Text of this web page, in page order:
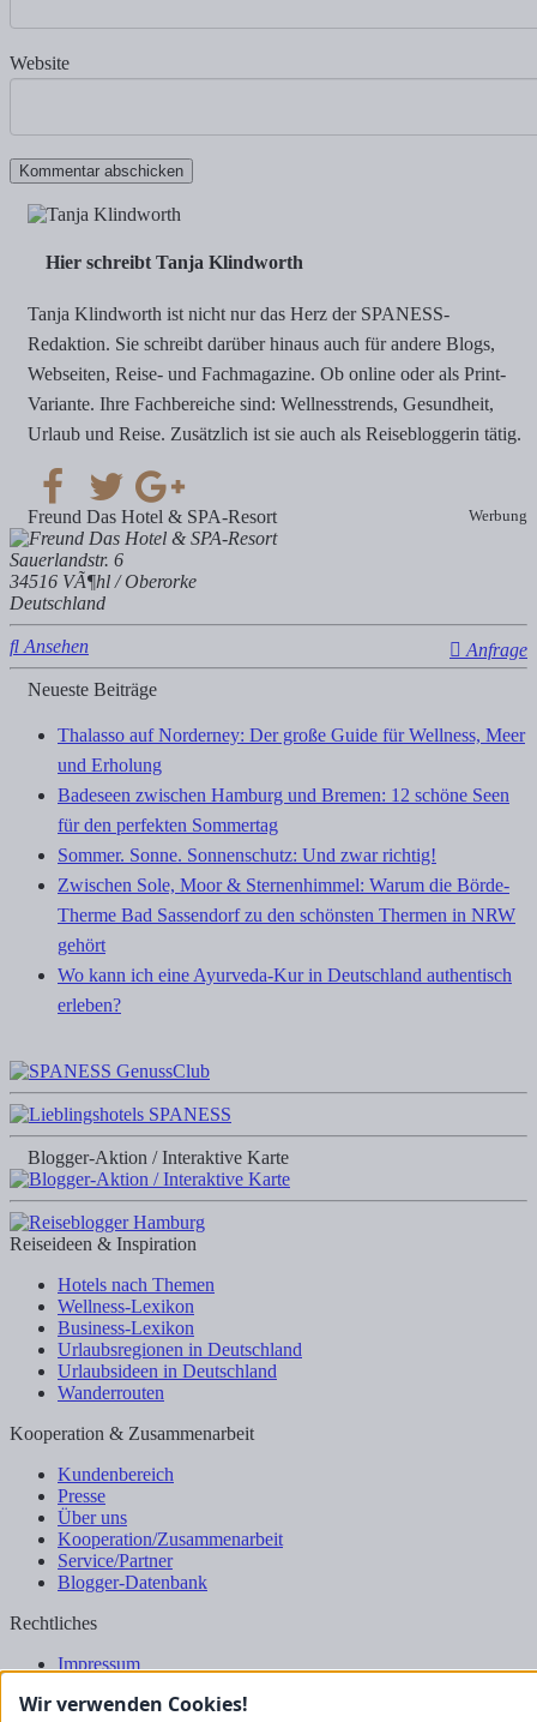
Website
Hier schreibt Tanja Klindworth
Tanja Klindworth ist nicht nur das Herz der SPANESS-
Redaktion. Sie schreibt darüber hinaus auch für andere Blogs,
Webseiten, Reise- und Fachmagazine. Ob online oder als Print-
Variante. Ihre Fachbereiche sind: Wellnesstrends, Gesundheit,
Urlaub und Reise. Zusätzlich ist sie auch als Reisebloggerin tätig.
Werbung
Freund Das Hotel & SPA-Resort
Sauerlandstr. 6
34516 VÃ¶hl / Oberorke
Deutschland
Anfrage
Ansehen
Neueste Beiträge
Thalasso auf Norderney: Der große Guide für Wellness, Meer
und Erholung
Badeseen zwischen Hamburg und Bremen: 12 schöne Seen
für den perfekten Sommertag
Sommer. Sonne. Sonnenschutz: Und zwar richtig!
Zwischen Sole, Moor & Sternenhimmel: Warum die Börde-
Therme Bad Sassendorf zu den schönsten Thermen in NRW
gehört
Wo kann ich eine Ayurveda-Kur in Deutschland authentisch
erleben?
Blogger-Aktion / Interaktive Karte
Reiseideen & Inspiration
Hotels nach Themen
Wellness-Lexikon
Business-Lexikon
Urlaubsregionen in Deutschland
Urlaubsideen in Deutschland
Wanderrouten
Kooperation & Zusammenarbeit
Kundenbereich
Presse
Über uns
Kooperation/Zusammenarbeit
Service/Partner
Blogger-Datenbank
Rechtliches
Impressum
Nutzungsbestimmungen
Wir verwenden Cookies!